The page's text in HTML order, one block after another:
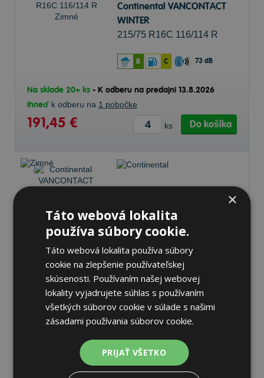
Continental VANCONTACT
WINTER
215/75 R16C 116/114 R
B C 73 dB
Na sklade 20+ ks - K odberu na predajni 13.8.2026
Ihneď k odberu na 1 pobočke
191,45 € ks Do košíka
WINTER
215/75 R16C 113/111 R
Zimné
C
Na sklade 20+ ks - K odberu na predajni 13.8.2026
K odberu na 17 pobočkách
175,55 € ks Do košíka
×
Táto webová lokalita
používa súbory cookie.
Táto webová lokalita používa súbory
cookie na zlepšenie používateľskej
skúsenosti. Používaním našej webovej
lokality vyjadrujete súhlas s používaním
všetkých súborov cookie v súlade s našimi
zásadami používania súborov cookie.
PRIJAŤ VŠETKO